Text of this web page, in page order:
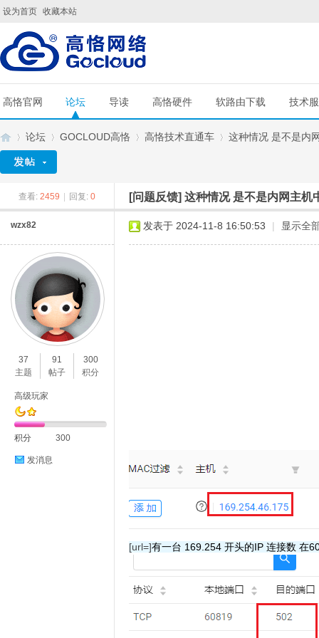
设为首页 收藏本站
高恪官网 论坛 导读 高恪硬件 软路由下载 技术
论坛
›
GOCLOUD高恪 高恪技术直通车
›
这种情况 是不是内
查看: 2459 回复: 0 [问题反馈] 这种情况 是不是内网主机
wzx82
37
主题
91
帖子
300
积分
高级玩家
积分 300
发消息
发表于 2024-11-8 16:50:53 | 显示全
[url=]有一台 169.254 开头的IP 连接数 在